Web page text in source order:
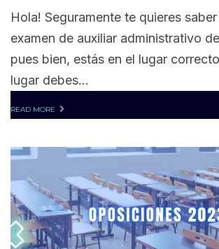
Hola! Seguramente te quieres
examen de auxiliar administrativo
pues bien, estás en el lugar
lugar debes...
READ MORE